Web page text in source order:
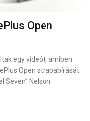
Open
egy videót, amiben
Open strapabírását.
Seven” Nelson